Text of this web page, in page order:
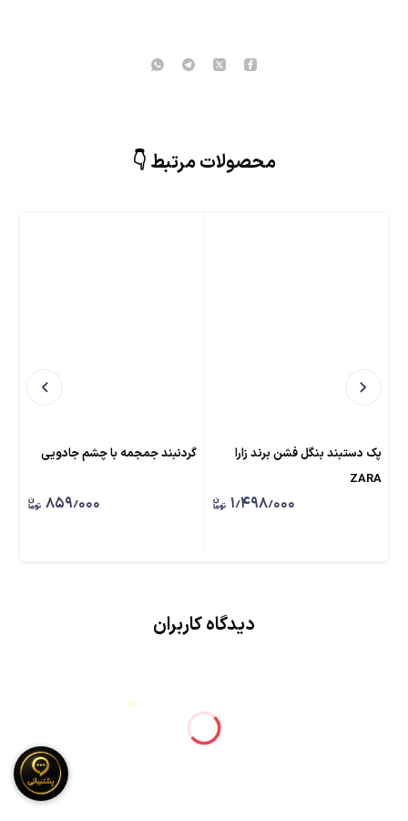
محصولات مرتبط 👇
پک دستبند بنگل فشن برند زارا
ZARA
۱٫۴۹۸٫۰۰۰
گردنبند جمجمه با چشم جادویی
۸۵۹٫۰۰۰
دیدگاه کاربران